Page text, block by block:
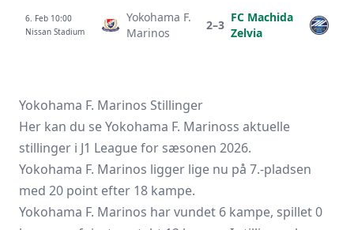
6. Feb 10:00
Nissan Stadium
Yokohama F.
Marinos
2–3
FC Machida
Zelvia
Yokohama F. Marinos Stillinger
Her kan du se Yokohama F. Marinoss aktuelle
stillinger i J1 League for sæsonen 2026.
Yokohama F. Marinos ligger lige nu på 7.-pladsen
med 20 point efter 18 kampe.
Yokohama F. Marinos har vundet 6 kampe, spillet 0